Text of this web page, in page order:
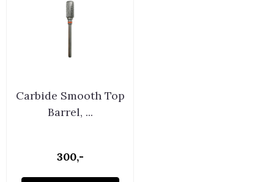
Carbide Smooth Top
Barrel, ...
300,-